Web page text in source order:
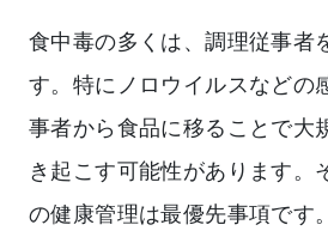
食中毒の多くは、調理従事者
す。特にノロウイルスなどの
事者から食品に移ることで大
き起こす可能性があります。
の健康管理は最優先事項です。